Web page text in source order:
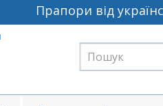
Прапори від